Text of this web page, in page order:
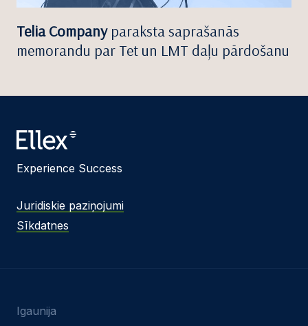
Telia Company paraksta saprašanās
memorandu par Tet un LMT daļu pārdošanu
Experience Success
Juridiskie paziņojumi
Sīkdatnes
Igaunija